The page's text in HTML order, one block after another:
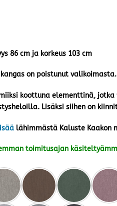
86 cm ja korkeus 103 cm
kangas on poistunut valikoimasta.
koottuna elementtinä,
Lisäksi siihen on
lähimmästä Kaluste Kaakon
toimitusajan